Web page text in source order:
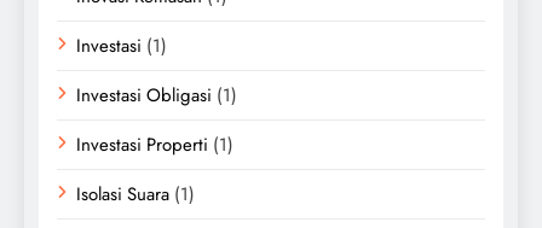
Investasi (1)
Investasi Obligasi (1)
Investasi Properti (1)
Isolasi Suara (1)